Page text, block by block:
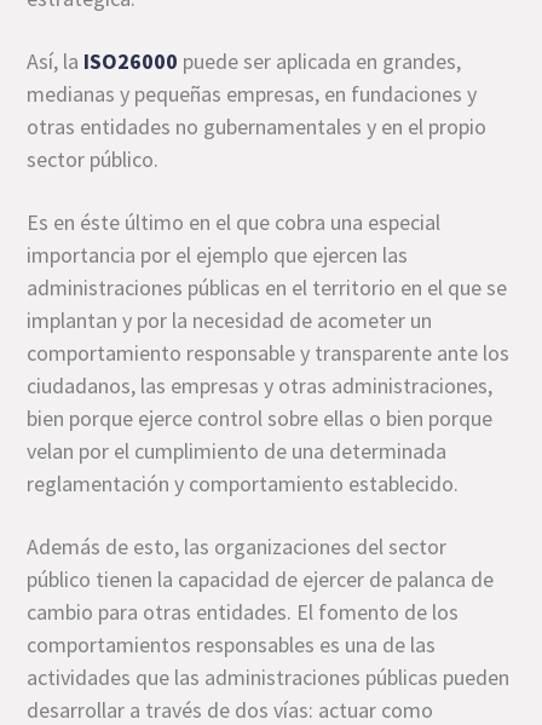
Así, la ISO26000 puede ser aplicada en grandes,
medianas y pequeñas empresas, en fundaciones y
otras entidades no gubernamentales y en el propio
sector público.
Es en éste último en el que cobra una especial
importancia por el ejemplo que ejercen las
administraciones públicas en el territorio en el que se
implantan y por la necesidad de acometer un
comportamiento responsable y transparente ante los
ciudadanos, las empresas y otras administraciones,
bien porque ejerce control sobre ellas o bien porque
velan por el cumplimiento de una determinada
reglamentación y comportamiento establecido.
Además de esto, las organizaciones del sector
público tienen la capacidad de ejercer de palanca de
cambio para otras entidades. El fomento de los
comportamientos responsables es una de las
actividades que las administraciones públicas pueden
desarrollar a través de dos vías: actuar como